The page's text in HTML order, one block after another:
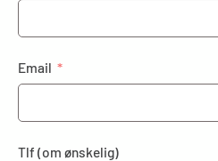
Email
Tlf (om ønskelig)